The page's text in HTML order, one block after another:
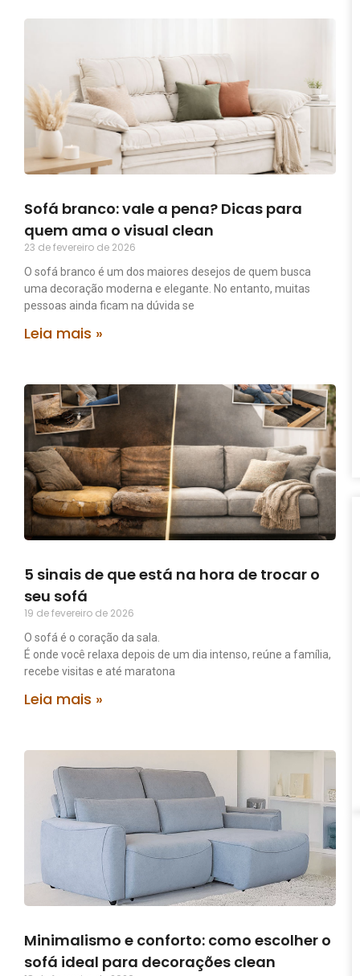
Sofá branco: vale a pena? Dicas para
quem ama o visual clean
23 de fevereiro de 2026
O sofá branco é um dos maiores desejos de quem busca
uma decoração moderna e elegante. No entanto, muitas
pessoas ainda ficam na dúvida se
Leia mais »
5 sinais de que está na hora de trocar o
seu sofá
19 de fevereiro de 2026
O sofá é o coração da sala.
É onde você relaxa depois de um dia intenso, reúne a família,
recebe visitas e até maratona
Leia mais »
Minimalismo e conforto: como escolher o
sofá ideal para decorações clean